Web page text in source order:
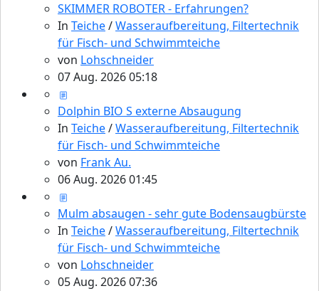
SKIMMER ROBOTER - Erfahrungen?
In Teiche/Wasseraufbereitung, Filtertechnik
für Fisch- und Schwimmteiche
von Lohschneider
07 Aug. 2026 05:18
Dolphin BIO S externe Absaugung
In Teiche/Wasseraufbereitung, Filtertechnik
für Fisch- und Schwimmteiche
von Frank Au.
06 Aug. 2026 01:45
Mulm absaugen - sehr gute Bodensaugbürste
In Teiche/Wasseraufbereitung, Filtertechnik
für Fisch- und Schwimmteiche
von Lohschneider
05 Aug. 2026 07:36